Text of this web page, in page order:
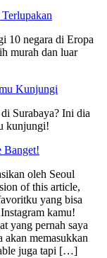
10 negara di Eropa
murah dan luar
Kunjungi
Surabaya? Ini dia
kunjungi!
Banget!
oleh Seoul
of this article,
yang bisa
kamu!
yang pernah saya
memasukkan
juga tapi […]